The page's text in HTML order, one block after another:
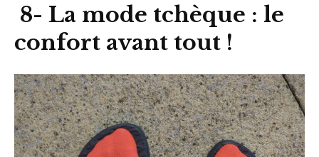
8- La mode tchèque : le
confort avant tout !